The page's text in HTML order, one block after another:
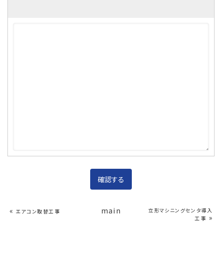
« エアコン取替工事 main
立形マシニングセンタ導入
工事 »